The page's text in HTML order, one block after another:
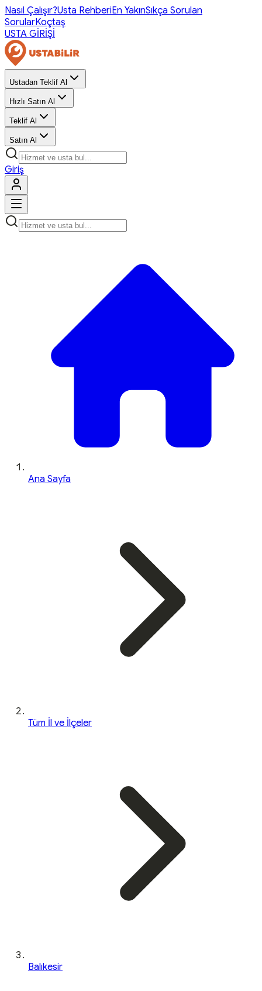
Nasıl Çalışır?Usta RehberiEn YakınSıkça Sorulan
SorularKoçtaş
USTA GİRİŞİ
Ustadan Teklif Al
Hızlı Satın Al
Teklif Al
Satın Al
Giriş
Ana Sayfa
Tüm İl ve İlçeler
Balıkesir